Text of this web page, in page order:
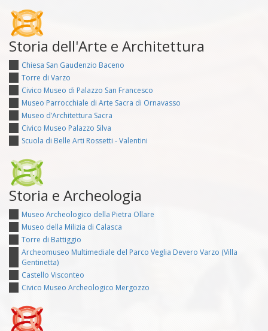
Storia dell'Arte e Architettura
Chiesa San Gaudenzio Baceno
Torre di Varzo
Civico Museo di Palazzo San Francesco
Museo Parrocchiale di Arte Sacra di Ornavasso
Museo d’Architettura Sacra
Civico Museo Palazzo Silva
Scuola di Belle Arti Rossetti - Valentini
Storia e Archeologia
Museo Archeologico della Pietra Ollare
Museo della Milizia di Calasca
Torre di Battiggio
Archeomuseo Multimediale del Parco Veglia Devero Varzo (Villa
Gentinetta)
Castello Visconteo
Civico Museo Archeologico Mergozzo